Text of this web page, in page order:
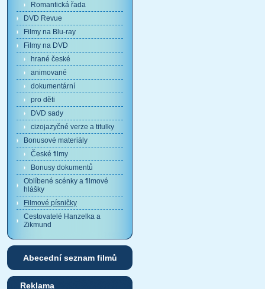
Romantická řada
DVD Revue
Filmy na Blu-ray
Filmy na DVD
hrané české
animované
dokumentární
pro děti
DVD sady
cizojazyčné verze a titulky
Bonusové materiály
České filmy
Bonusy dokumentů
Oblíbené scénky a filmové
hlášky
Filmové písničky
Cestovatelé Hanzelka a
Zikmund
Abecední seznam filmů
Reklama